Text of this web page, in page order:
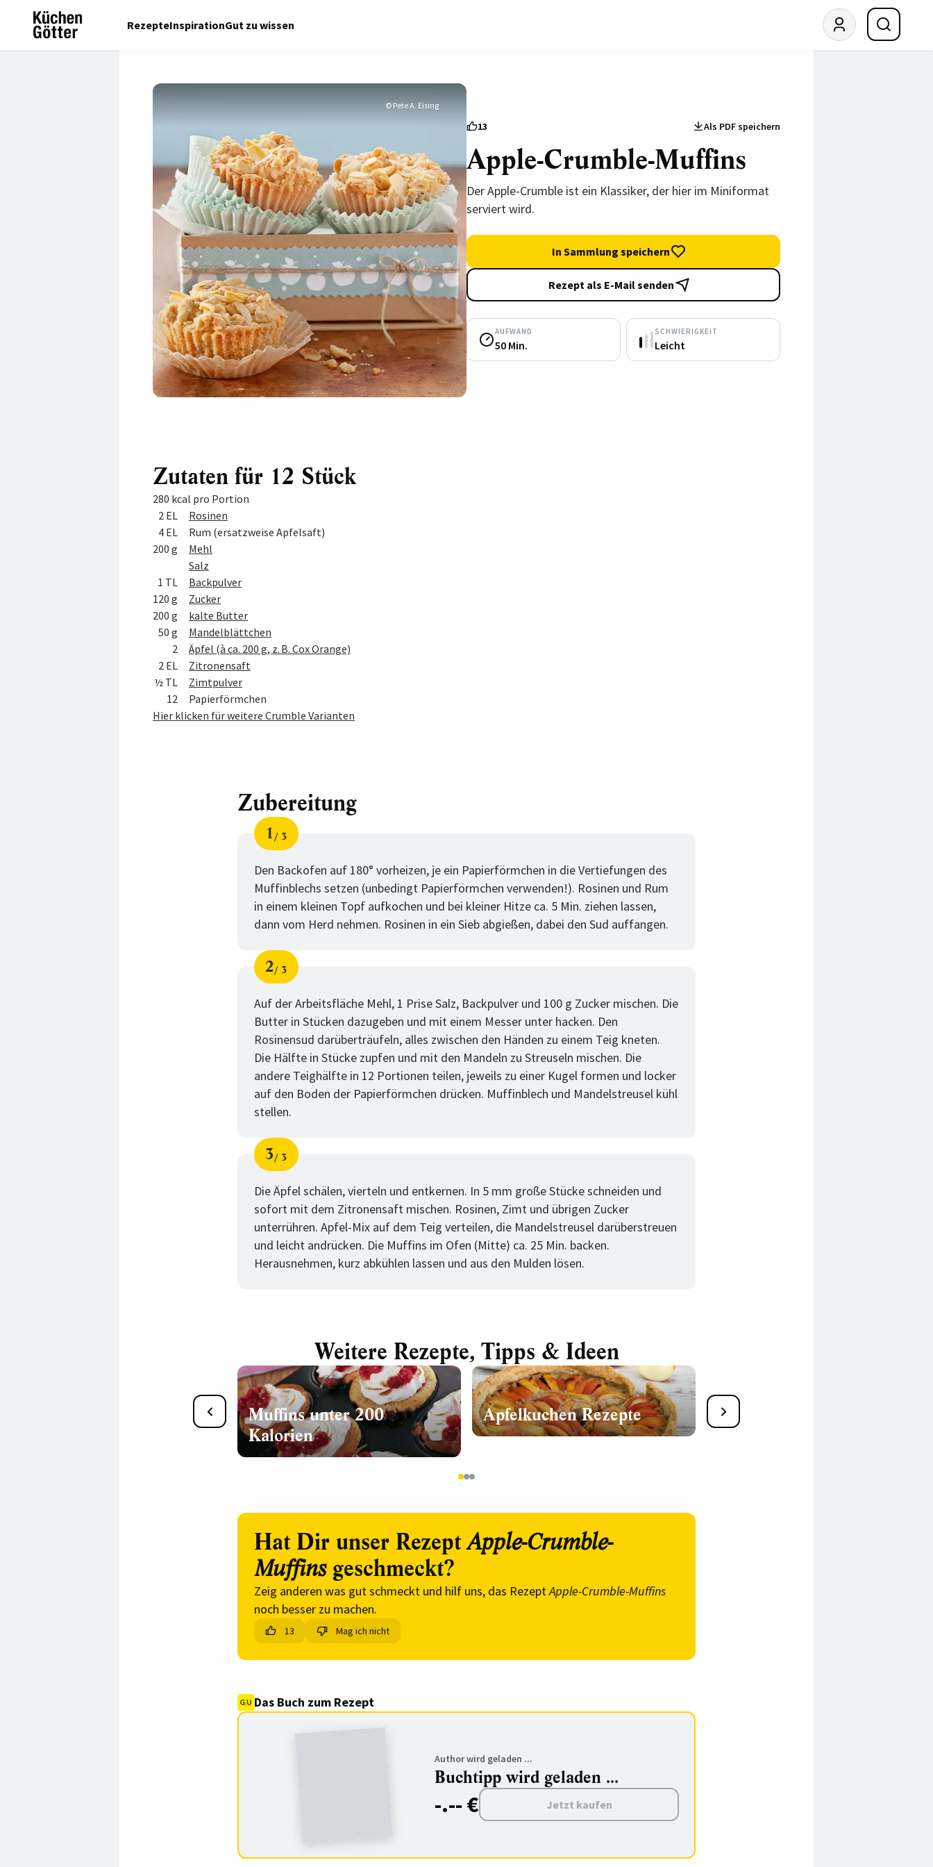
RezepteInspirationGut zu wissen
© Pete A. Eising
13 Als PDF speichern
Apple-Crumble-Muffins
Der Apple-Crumble ist ein Klassiker, der hier im Miniformat
serviert wird.
In Sammlung speichern
Rezept als E-Mail senden
AUFWAND
50 Min.
SCHWIERIGKEIT
Leicht
Zutaten für 12 Stück
280 kcal pro Portion
Menge
Zutat
2 EL
Rosinen
4 EL
Rum (ersatzweise Apfelsaft)
200 g
Mehl
Salz
1 TL
Backpulver
120 g
Zucker
200 g
kalte Butter
50 g
Mandelblättchen
2
Äpfel (à ca. 200 g, z. B. Cox Orange)
2 EL
Zitronensaft
½ TL
Zimtpulver
12
Papierförmchen
Hier klicken für weitere Crumble Varianten
Zubereitung
Schritt
1
von
3
Den Backofen auf 180° vorheizen, je ein Papierförmchen in die Vertiefungen des
Muffinblechs setzen (unbedingt Papierförmchen verwenden!). Rosinen und Rum
in einem kleinen Topf aufkochen und bei kleiner Hitze ca. 5 Min. ziehen lassen,
dann vom Herd nehmen. Rosinen in ein Sieb abgießen, dabei den Sud auffangen.
Schritt
2
von
3
Auf der Arbeitsfläche Mehl, 1 Prise Salz, Backpulver und 100 g Zucker mischen. Die
Butter in Stücken dazugeben und mit einem Messer unter hacken. Den
Rosinensud darüberträufeln, alles zwischen den Händen zu einem Teig kneten.
Die Hälfte in Stücke zupfen und mit den Mandeln zu Streuseln mischen. Die
andere Teighälfte in 12 Portionen teilen, jeweils zu einer Kugel formen und locker
auf den Boden der Papierförmchen drücken. Muffinblech und Mandelstreusel kühl
stellen.
Schritt
3
von
3
Die Äpfel schälen, vierteln und entkernen. In 5 mm große Stücke schneiden und
sofort mit dem Zitronensaft mischen. Rosinen, Zimt und übrigen Zucker
unterrühren. Apfel-Mix auf dem Teig verteilen, die Mandelstreusel darüberstreuen
und leicht andrücken. Die Muffins im Ofen (Mitte) ca. 25 Min. backen.
Herausnehmen, kurz abkühlen lassen und aus den Mulden lösen.
Weitere Rezepte, Tipps & Ideen
17 herrliche Heidelbeer-
Muffins unter 200
Kalorien
Apfelkuchen Rezepte
17 herrliche Heidelbeer-
Muffin Rezepte
123
Hat Dir unser RezeptApple-Crumble-
Muffinsgeschmeckt?
Zeig anderen was gut schmeckt und hilf uns, das RezeptApple-Crumble-Muffins
noch besser zu machen.
13 Mag ich nicht
Das Buch zum Rezept
Author wird geladen ...
Buchtipp wird geladen ...
-.-- € Jetzt kaufen